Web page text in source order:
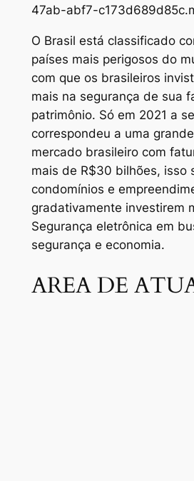
47ab-abf7-
O Brasil está classificado
países mais perigosos do
com que os brasileiros
mais na segurança de sua
patrimônio. Só em 2021 a
correspondeu a uma
mercado brasileiro com
mais de R$30 bilhões, isso
condomínios e
gradativamente investirem
Segurança eletrônica em
segurança e economia.
AREA DE